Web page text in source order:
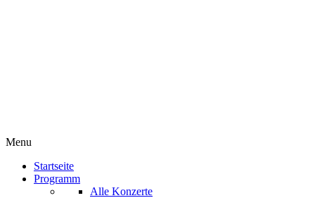
Menu
Startseite
Programm
Alle Konzerte